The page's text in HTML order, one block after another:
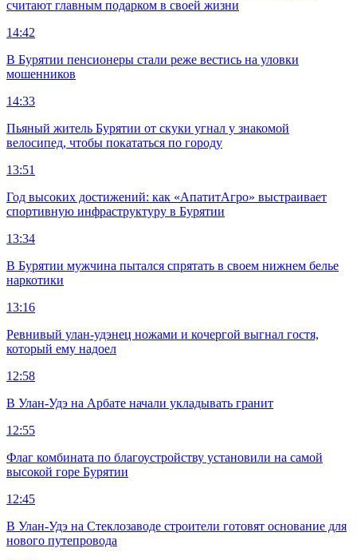
считают главным подарком в своей жизни
14:42
В Бурятии пенсионеры стали реже вестись на уловки
мошенников
14:33
Пьяный житель Бурятии от скуки угнал у знакомой
велосипед, чтобы покататься по городу
13:51
Год высоких достижений: как «АпатитАгро» выстраивает
спортивную инфраструктуру в Бурятии
13:34
В Бурятии мужчина пытался спрятать в своем нижнем белье
наркотики
13:16
Ревнивый улан-удэнец ножами и кочергой выгнал гостя,
который ему надоел
12:58
В Улан-Удэ на Арбате начали укладывать гранит
12:55
Флаг комбината по благоустройству установили на самой
высокой горе Бурятии
12:45
В Улан-Удэ на Стеклозаводе строители готовят основание для
нового путепровода